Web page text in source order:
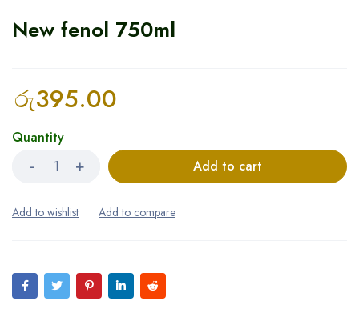
New fenol 750ml
රු395.00
Quantity
Add to cart